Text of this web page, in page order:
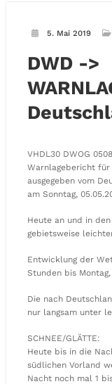
5. Mai 2019
DWD ->
VHDL30 DWOG
Warnlagebericht für
ausgegeben vom
am Sonntag,
Heute an und in
gebietsweise
Entwicklung der
Stunden bis Montag,
Die nach
nur langsam unter
SCHNEE/GLÄTTE:
Heute bis in die
südlichen Vorland
Nacht noch mal 1